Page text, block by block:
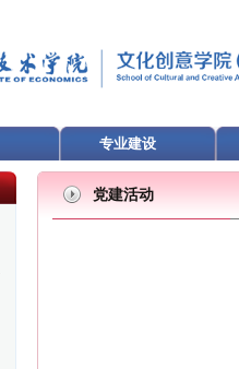
专业建设
党建活动